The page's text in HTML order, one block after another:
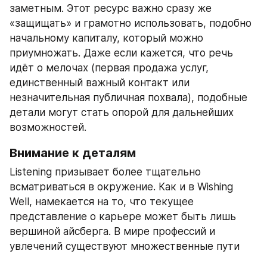
заметным. Этот ресурс важно сразу же
«защищать» и грамотно использовать, подобно
начальному капиталу, который можно
приумножать. Даже если кажется, что речь
идёт о мелочах (первая продажа услуг,
единственный важный контакт или
незначительная публичная похвала), подобные
детали могут стать опорой для дальнейших
возможностей.
Внимание к деталям
Listening призывает более тщательно
всматриваться в окружение. Как и в Wishing
Well, намекается на то, что текущее
представление о карьере может быть лишь
вершиной айсберга. В мире профессий и
увлечений существуют множественные пути